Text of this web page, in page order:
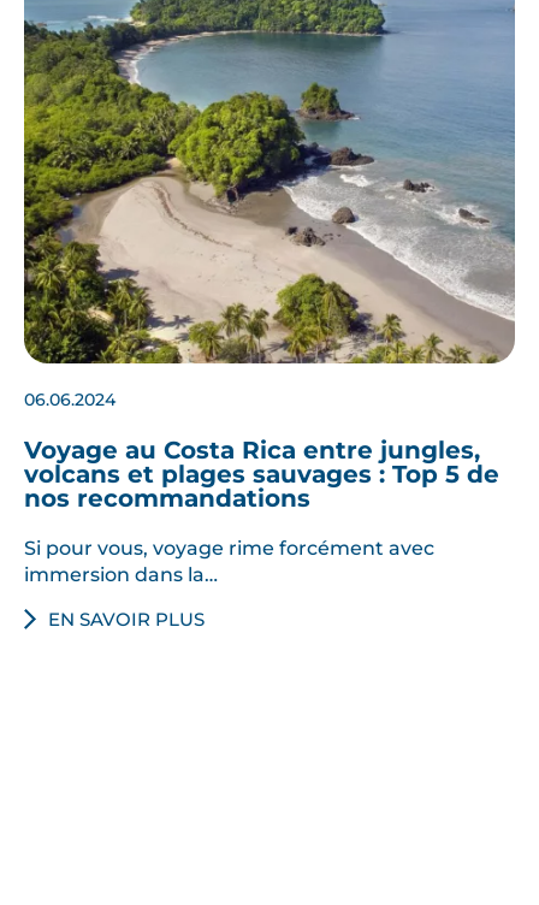
06.06.2024
Voyage au Costa Rica entre jungles,
volcans et plages sauvages : Top 5 de
nos recommandations
Si pour vous, voyage rime forcément avec
immersion dans la…
EN SAVOIR PLUS